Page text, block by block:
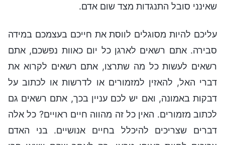
שאינני סובל התנגדות מצד שום אדם.
עליכם להיות מסוגלים לווסת את חייכם בעצמכם במידה
סבירה. אתם רשאים לארגן כל יום כאוות נפשכם, אתם
רשאים לעשות כל מה שתרצו, אתם רשאים לקרוא את
דברי האל, להאזין למזמורים או לדרשות או לכתוב על
דבקות באמונה, ואם יש לכם עניין בכך, אתם רשאים גם
לכתוב מזמורים. האין כל זה מהווה חיים ראויים? כל אלה
דברים שצריכים להיכלל בחיים אנושיים. בני האדם